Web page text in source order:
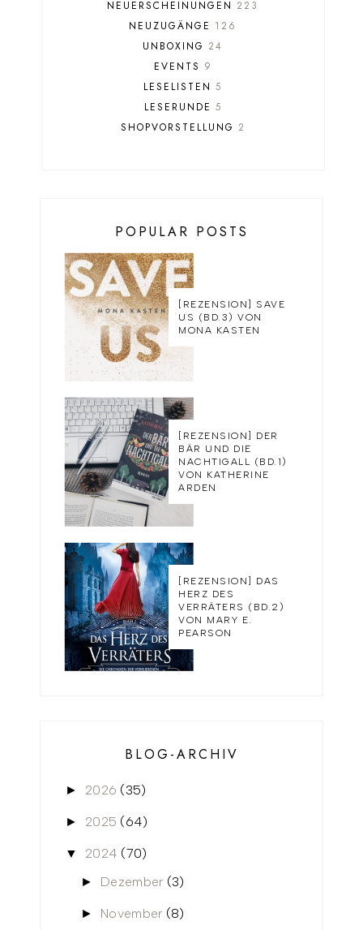
NEUERSCHEINUNGEN 223
NEUZUGÄNGE 126
UNBOXING 24
EVENTS 9
LESELISTEN 5
LESERUNDE 5
SHOPVORSTELLUNG 2
POPULAR POSTS
[REZENSION] SAVE
US (BD.3) VON
MONA KASTEN
[REZENSION] DER
BÄR UND DIE
NACHTIGALL (BD.1)
VON KATHERINE
ARDEN
[REZENSION] DAS
HERZ DES
VERRÄTERS (BD.2)
VON MARY E.
PEARSON
BLOG-ARCHIV
► 2026 (35)
► 2025 (64)
▼ 2024 (70)
► Dezember (3)
► November (8)